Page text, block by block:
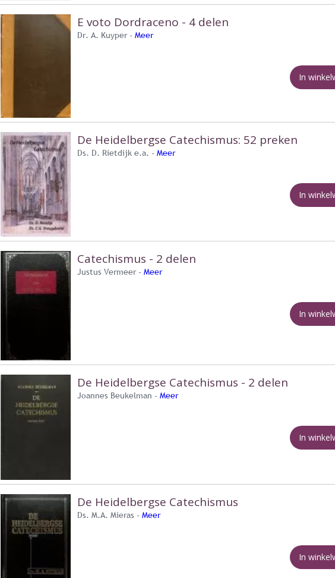
E voto Dordraceno - 4 delen
Dr. A. Kuyper - Meer
In
De Heidelbergse Catechismus: 52 preken
Ds. D. Rietdijk e.a. - Meer
In
Catechismus - 2 delen
Justus Vermeer - Meer
In
De Heidelbergse Catechismus - 2 delen
Joannes Beukelman - Meer
In
De Heidelbergse Catechismus
Ds. M.A. Mieras - Meer
In